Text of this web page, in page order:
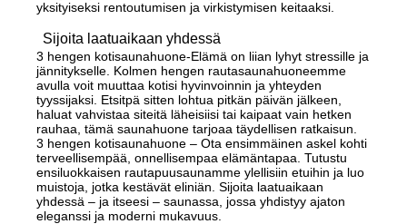
yksityiseksi rentoutumisen ja virkistymisen keitaaksi.
Sijoita laatuaikaan yhdessä
3 hengen kotisaunahuone-Elämä on liian lyhyt stressille ja
jännitykselle. Kolmen hengen rautasaunahuoneemme
avulla voit muuttaa kotisi hyvinvoinnin ja yhteyden
tyyssijaksi. Etsitpä sitten lohtua pitkän päivän jälkeen,
haluat vahvistaa siteitä läheisiisi tai kaipaat vain hetken
rauhaa, tämä saunahuone tarjoaa täydellisen ratkaisun.
3 hengen kotisaunahuone – Ota ensimmäinen askel kohti
terveellisempää, onnellisempaa elämäntapaa. Tutustu
ensiluokkaisen rautapuusaunamme ylellisiin etuihin ja luo
muistoja, jotka kestävät eliniän. Sijoita laatuaikaan
yhdessä – ja itseesi – saunassa, jossa yhdistyy ajaton
eleganssi ja moderni mukavuus.